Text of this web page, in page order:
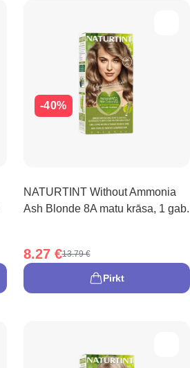
-40%
NATURTINT Without Ammonia
Ash Blonde 8A matu krāsa, 1 gab.
8.27 €13.79 €
Pirkt